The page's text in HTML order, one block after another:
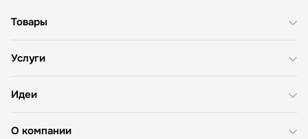
О компании
Товары
Услуги
Идеи